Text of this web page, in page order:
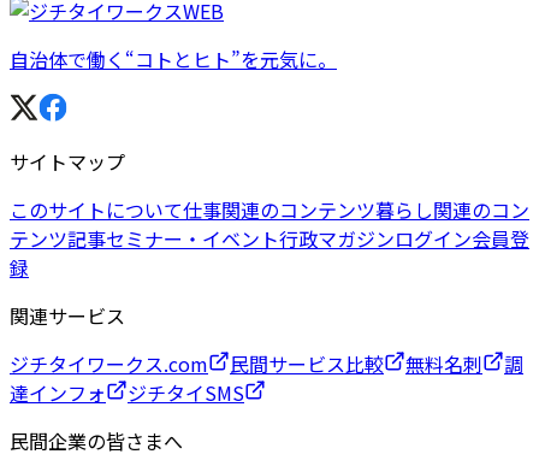
自治体で働く“コトとヒト”を元気に。
サイトマップ
このサイトについて仕事関連のコンテンツ暮らし関連のコン
テンツ記事セミナー・イベント行政マガジンログイン会員登
録
関連サービス
ジチタイワークス.com
民間サービス比較 無料名刺
調
達インフォ
ジチタイSMS
民間企業の皆さまへ